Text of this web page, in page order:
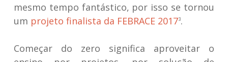
mesmo tempo fantástico, por isso se tornou
um projeto finalista da FEBRACE 20173.
Começar do zero significa aproveitar o